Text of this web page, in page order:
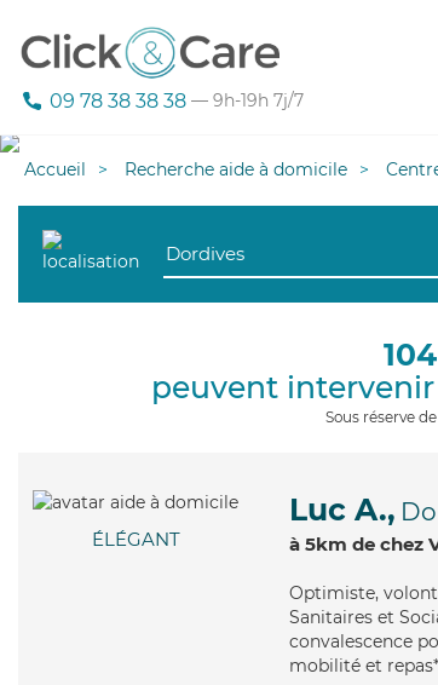
09 78 38 38 38 — 9h-19h 7j/7
Accueil Recherche aide à domicile
peuvent intervenir
Sous réserve
ÉLÉGANT
Luc A.,
à 5km de chez
Optimiste,
Sanitaires et
convalescence
mobilité et repas*